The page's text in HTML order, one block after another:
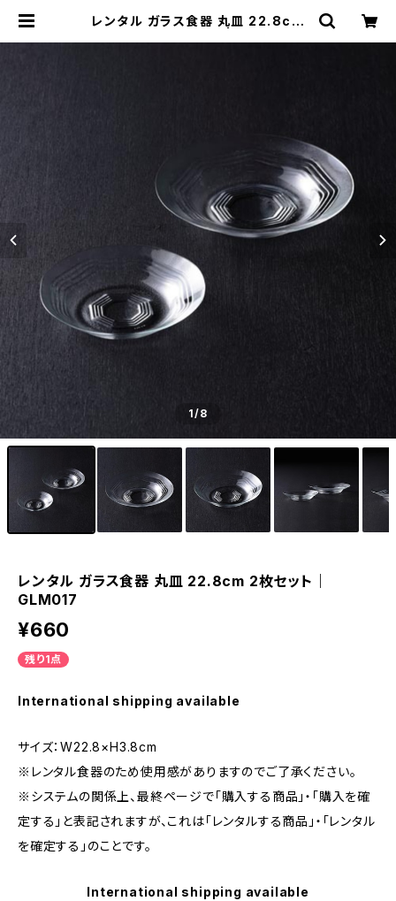
レンタル ガラス食器 丸皿 22.8cm
1/8
レンタル ガラス食器 丸皿 22.8cm 2枚セット｜
GLM017
¥660
残り1点
International shipping available
サイズ：W22.8×H3.8cm
※レンタル食器のため使用感がありますのでご了承ください。
※システムの関係上、最終ページで「購入する商品」・「購入を確
定する」と表記されますが、これは「レンタルする商品」・「レンタル
を確定する」のことです。
International shipping available